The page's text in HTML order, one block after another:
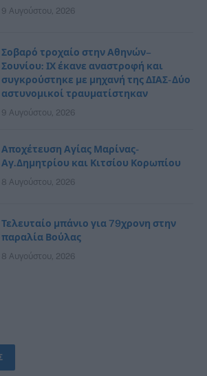
9 Αυγούστου, 2026
Σοβαρό τροχαίο στην Αθηνών–
Σουνίου: ΙΧ έκανε αναστροφή και
συγκρούστηκε με μηχανή της ΔΙΑΣ- Δύο
αστυνομικοί τραυματίστηκαν
9 Αυγούστου, 2026
Αποχέτευση Αγίας Μαρίνας-
Αγ.Δημητρίου και Κιτσίου Κορωπίου
8 Αυγούστου, 2026
Τελευταίο μπάνιο για 79χρονη στην
παραλία Βούλας
8 Αυγούστου, 2026